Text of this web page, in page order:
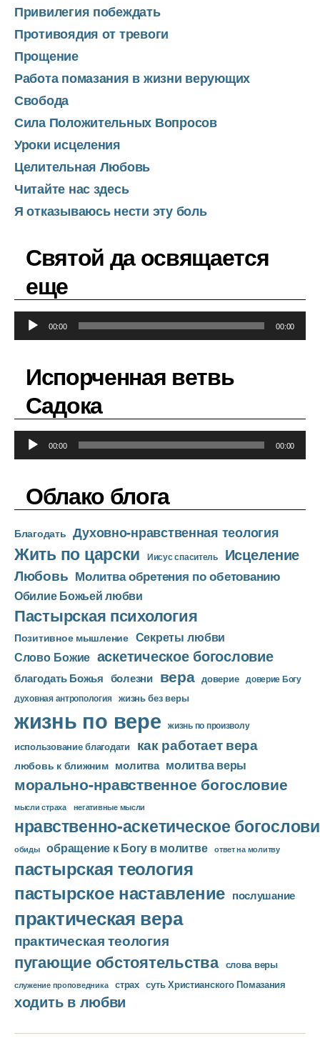
Привилегия побеждать
Противоядия от тревоги
Прощение
Работа помазания в жизни верующих
Свобода
Сила Положительных Вопросов
Уроки исцеления
Целительная Любовь
Читайте нас здесь
Я отказываюсь нести эту боль
Святой да освящается
еще
у
л
00:00 00:00
Испорченная ветвь
Садока
у
о
п
л
е
е
р
00:00 00:00
Облако блога
Благодать Духовно-нравственная теология
Жить по царски Иисус спаситель Исцеление
Любовь Молитва обретения по обетованию
Обилие Божьей любви
Пастырская психология
Позитивное мышление Секреты любви
Слово Божие аскетическое богословие
благодать Божья болезни вера доверие доверие Богу
духовная антропология жизнь без веры
жизнь по вере жизнь по произволу
использование благодати как работает вера
любовь к ближним молитва молитва веры
морально-нравственное богословие
мысли страха негативные мысли
нравственно-аскетическое
обиды обращение к Богу в молитве ответ на молитву
пастырская теология
пастырское наставление послушание
практическая вера
практическая теология
пугающие обстоятельства слова веры
служение проповедника страх суть Христианского Помазания
ходить в любви